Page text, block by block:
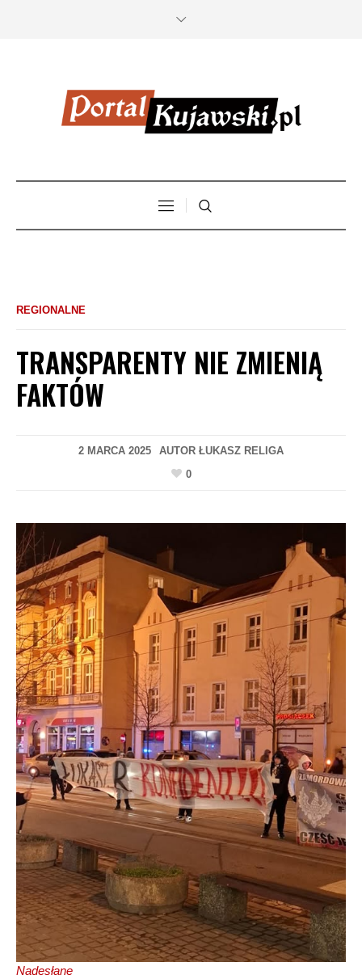
REGIONALNE
TRANSPARENTY NIE ZMIENIĄ
FAKTÓW
2 MARCA 2025 AUTOR ŁUKASZ RELIGA
0
Nadesłane